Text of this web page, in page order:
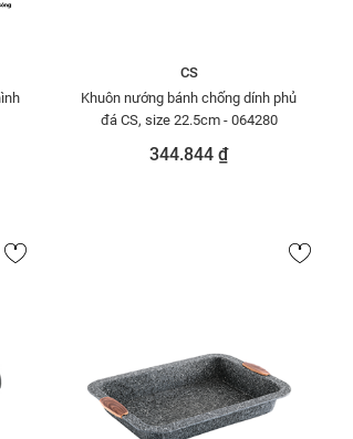
CS
Khuôn nướng bánh chống dính phủ
đá CS, size 22.5cm - 064280
344.844 ₫